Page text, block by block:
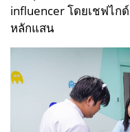
influencer โดยเชฟไก
หลักแสน